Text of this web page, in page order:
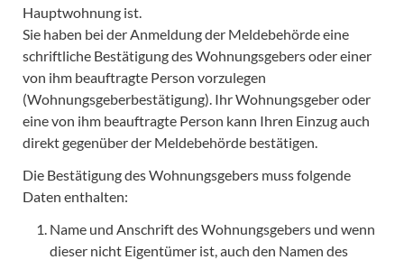
Hauptwohnung ist.
Sie haben bei der Anmeldung der Meldebehörde eine
schriftliche Bestätigung des Wohnungsgebers oder einer
von ihm beauftragte Person vorzulegen
(Wohnungsgeberbestätigung). Ihr Wohnungsgeber oder
eine von ihm beauftragte Person kann Ihren Einzug auch
direkt gegenüber der Meldebehörde bestätigen.
Die Bestätigung des Wohnungsgebers muss folgende
Daten enthalten:
Name und Anschrift des Wohnungsgebers und wenn
dieser nicht Eigentümer ist, auch den Namen des